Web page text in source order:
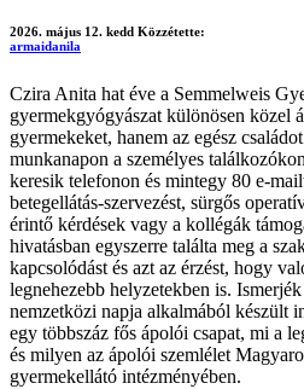
2026. május 12. kedd Közzétette:
armaidanila
Czira Anita hat éve a Semmelweis
gyermekgyógyászat különösen közel
gyermekeket, hanem az egész
munkanapon a személyes
keresik telefonon és mintegy 80 e-
betegellátás-szervezést, sürgős
érintő kérdések vagy a kollégák
hivatásban egyszerre találta meg a
kapcsolódást és azt az érzést, hogy
legnehezebb helyzetekben is.
nemzetközi napja alkalmából készült
egy többszáz fős ápolói csapat, mi a
és milyen az ápolói szemlélet
gyermekellátó intézményében.